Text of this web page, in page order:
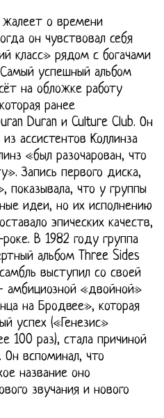
о времени
он чувствовал себя
класс» рядом с богачами
успешный альбом
на обложке работу
ранее
Duran и Culture Club. Он
ассистентов Коллинза
«был разочарован, что
Запись первого диска,
показывала, что у группы
идеи, но их исполнению
эпических качеств,
В 1982 году группа
альбом Three Sides
выступил со своей
амбициозной «двойной»
на Бродвее», которая
успех («Генезис»
100 раз), стала причиной
Он вспоминал, что
название оно
звучания и нового